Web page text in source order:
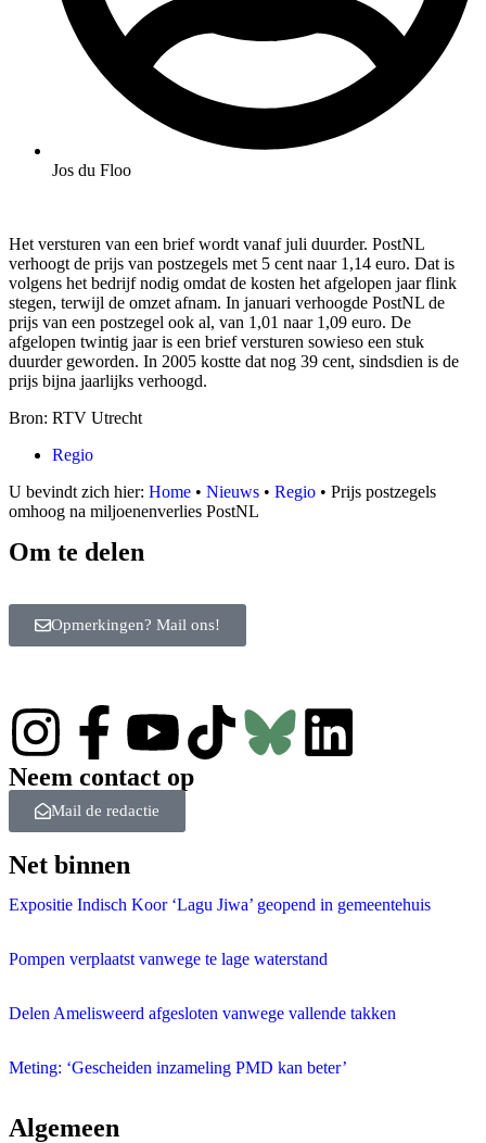
Jos du Floo
Het versturen van een brief wordt vanaf juli duurder. PostNL
verhoogt de prijs van postzegels met 5 cent naar 1,14 euro. Dat is
volgens het bedrijf nodig omdat de kosten het afgelopen jaar flink
stegen, terwijl de omzet afnam. In januari verhoogde PostNL de
prijs van een postzegel ook al, van 1,01 naar 1,09 euro. De
afgelopen twintig jaar is een brief versturen sowieso een stuk
duurder geworden. In 2005 kostte dat nog 39 cent, sindsdien is de
prijs bijna jaarlijks verhoogd.
Bron: RTV Utrecht
Regio
U bevindt zich hier: Home • Nieuws • Regio • Prijs postzegels
omhoog na miljoenenverlies PostNL
Om te delen
Opmerkingen? Mail ons!
Neem contact op
Mail de redactie
Net binnen
Expositie Indisch Koor ‘Lagu Jiwa’ geopend in gemeentehuis
Pompen verplaatst vanwege te lage waterstand
Delen Amelisweerd afgesloten vanwege vallende takken
Meting: ‘Gescheiden inzameling PMD kan beter’
Algemeen